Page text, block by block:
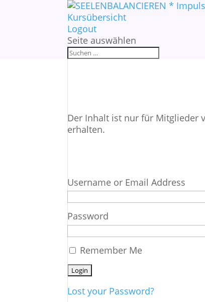
Kursübersicht
Logout
Seite auswählen
Der Inhalt ist nur für Mitglieder
erhalten.
Username or Email Address
Password
Remember Me
Lost your Password?